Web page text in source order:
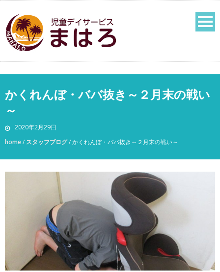
かくれんぼ・ババ抜き～２月末の戦い
～
2020年2月29日
home/ スタッフブログ/かくれんぼ・ババ抜き～２月末の戦い～